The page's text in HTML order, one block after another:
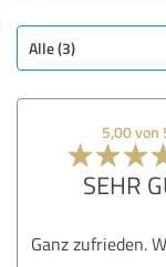
Alle (3)
5,00 von
SEHR
Ganz zufrieden.